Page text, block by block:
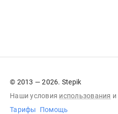
© 2013 — 2026. Stepik
Наши условия использования и
Тарифы
Помощь